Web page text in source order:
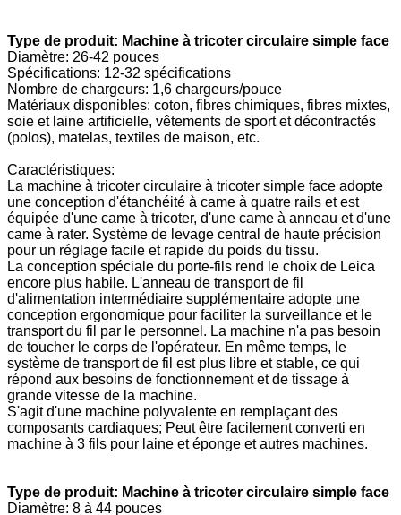
Type de produit: Machine à tricoter circulaire simple face
Diamètre: 26-42 pouces
Spécifications: 12-32 spécifications
Nombre de chargeurs: 1,6 chargeurs/pouce
Matériaux disponibles: coton, fibres chimiques, fibres mixtes,
soie et laine artificielle, vêtements de sport et décontractés
(polos), matelas, textiles de maison, etc.
Caractéristiques:
La machine à tricoter circulaire à tricoter simple face adopte
une conception d'étanchéité à came à quatre rails et est
équipée d'une came à tricoter, d'une came à anneau et d'une
came à rater. Système de levage central de haute précision
pour un réglage facile et rapide du poids du tissu.
La conception spéciale du porte-fils rend le choix de Leica
encore plus habile. L'anneau de transport de fil
d'alimentation intermédiaire supplémentaire adopte une
conception ergonomique pour faciliter la surveillance et le
transport du fil par le personnel. La machine n'a pas besoin
de toucher le corps de l'opérateur. En même temps, le
système de transport de fil est plus libre et stable, ce qui
répond aux besoins de fonctionnement et de tissage à
grande vitesse de la machine.
S'agit d'une machine polyvalente en remplaçant des
composants cardiaques; Peut être facilement converti en
machine à 3 fils pour laine et éponge et autres machines.
Type de produit: Machine à tricoter circulaire simple face
Diamètre: 8 à 44 pouces